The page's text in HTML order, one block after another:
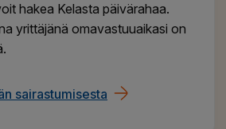
hakea Kelasta päivärahaa.
yrittäjänä omavastuuaikasi on
sairastumisesta